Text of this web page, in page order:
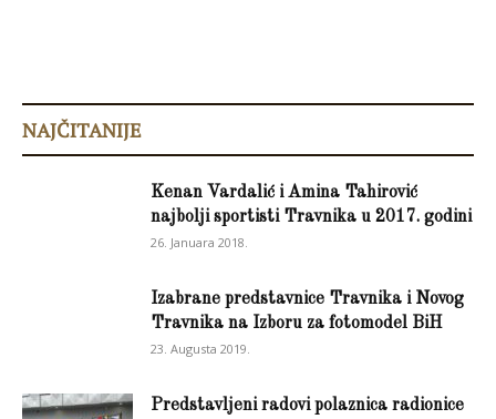
NAJČITANIJE
Kenan Vardalić i Amina Tahirović
najbolji sportisti Travnika u 2017. godini
26. Januara 2018.
Izabrane predstavnice Travnika i Novog
Travnika na Izboru za fotomodel BiH
23. Augusta 2019.
Predstavljeni radovi polaznica radionice